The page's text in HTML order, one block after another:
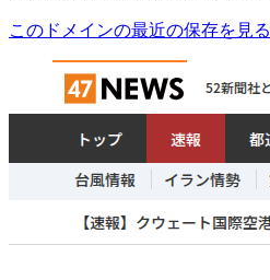
このドメインの最近の保存を見る